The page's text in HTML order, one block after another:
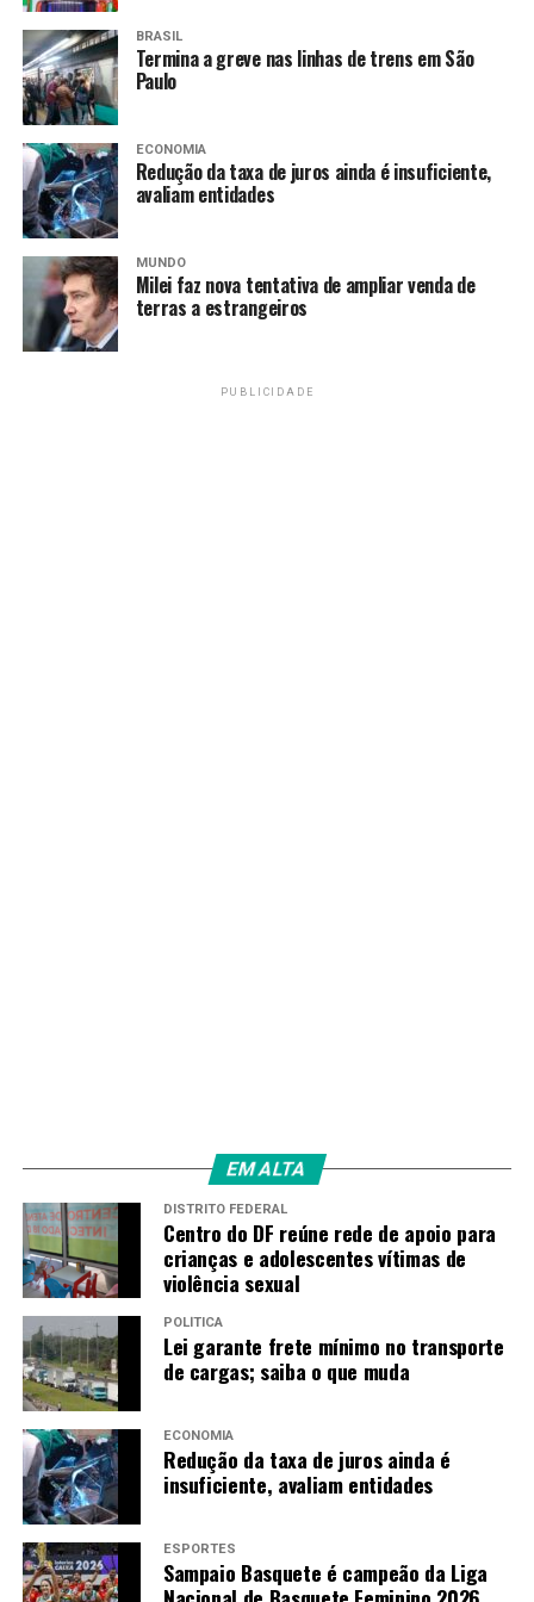
Gervásio Baptista
Amarildo Mota
BRASIL
Termina a greve nas linhas de trens em São
Paulo
ECONOMIA
Redução da taxa de juros ainda é insuficiente,
avaliam entidades
MUNDO
Milei faz nova tentativa de ampliar venda de
terras a estrangeiros
PUBLICIDADE
EM ALTA
DISTRITO FEDERAL
Centro do DF reúne rede de apoio para
crianças e adolescentes vítimas de
violência sexual
POLÍTICA
Lei garante frete mínimo no transporte
de cargas; saiba o que muda
ECONOMIA
Redução da taxa de juros ainda é
insuficiente, avaliam entidades
ESPORTES
Sampaio Basquete é campeão da Liga